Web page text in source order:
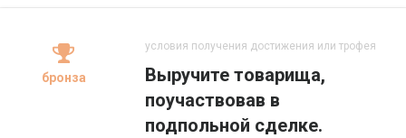
бронза
условия получения достижения или трофея
Выручите товарища,
поучаствовав в
подпольной сделке.